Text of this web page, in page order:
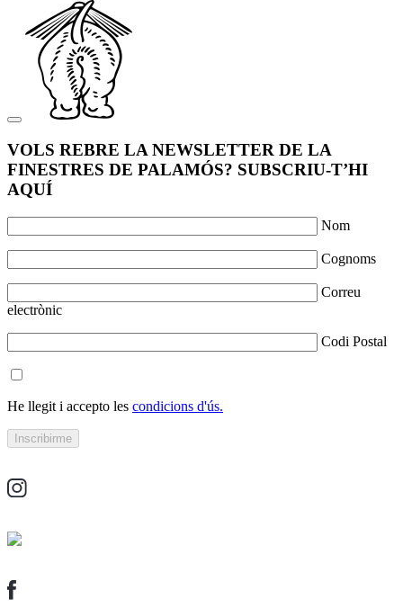
VOLS REBRE LA NEWSLETTER DE LA
FINESTRES DE PALAMÓS? SUBSCRIU-T’HI
AQUÍ
Nom
Cognoms
Correu
electrònic
Codi Postal
He llegit i accepto les condicions d'ús.